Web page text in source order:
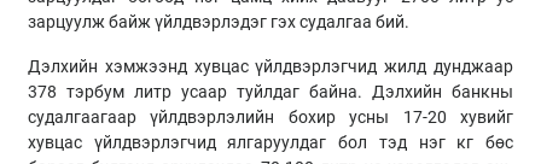
зарцуулж байж үйлдвэрлэдэг гэх судалгаа бий.
Дэлхийн хэмжээнд хувцас үйлдвэрлэгчид жилд дунджаар
378 тэрбум литр усаар туйлдаг байна. Дэлхийн банкны
судалгаагаар үйлдвэрлэлийн бохир усны 17-20 хувийг
хувцас үйлдвэрлэгчид ялгаруулдаг бол тэд нэг кг бөс